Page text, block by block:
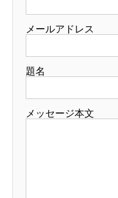
メールアドレス
題名
メッセージ本文